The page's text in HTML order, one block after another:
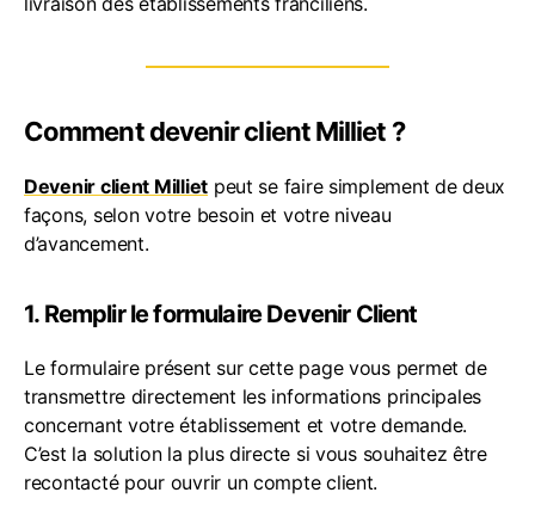
Comment devenir client Milliet ?
Devenir client Milliet peut se faire simplement de deux
façons, selon votre besoin et votre niveau
d’avancement.
1. Remplir le formulaire Devenir Client
Le formulaire présent sur cette page vous permet de
transmettre directement les informations principales
concernant votre établissement et votre demande.
C’est la solution la plus directe si vous souhaitez être
recontacté pour ouvrir un compte client.